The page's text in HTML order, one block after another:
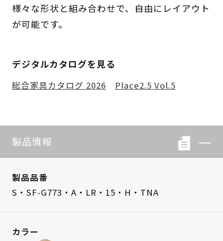
様々な形状と組み合わせで、自由にレイアウト
が可能です。
デジタルカタログを見る
総合家具カタログ 2026 Place2.5 Vol.5
製品情報
製品品番
S・SF-G773・A・LR・15・H・TNA
カラー